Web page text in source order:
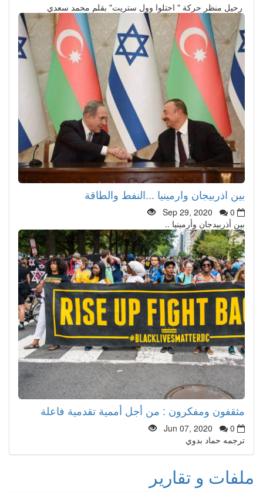
رحيل منظر حركة " احتلوا وول ستريت" بقلم محمد سعدي
بين اذربيجان وارمينيا ...النفط والطاقة
Sep 29, 2020
0
بين أذربيدجان وأرمينيا ..
مثقفون ومفكرون : من أجل أممية تقدمية فاعلة
Jun 07, 2020
0
ترجمه حماد بدوي
ملفات و تقارير